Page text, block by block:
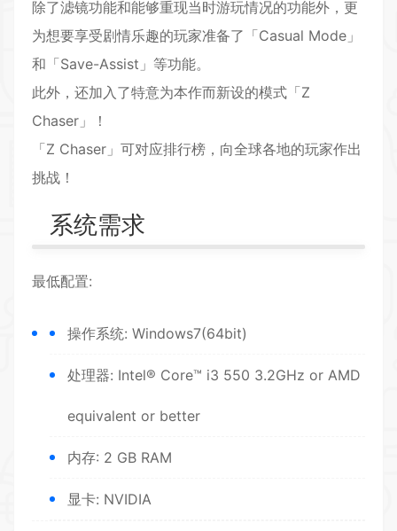
除了滤镜功能和能够重现当时游玩情况的功能外，更
为想要享受剧情乐趣的玩家准备了「Casual Mode」
和「Save-Assist」等功能。
此外，还加入了特意为本作而新设的模式「Z
Chaser」！
「Z Chaser」可对应排行榜，向全球各地的玩家作出
挑战！
系统需求
最低配置:
操作系统: Windows7(64bit)
处理器: Intel® Core™ i3 550 3.2GHz or AMD
equivalent or better
内存: 2 GB RAM
显卡: NVIDIA